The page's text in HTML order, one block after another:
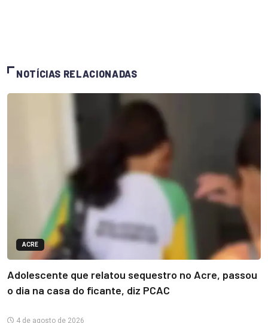
NOTÍCIAS RELACIONADAS
ACRE
Adolescente que relatou sequestro no Acre, passou
o dia na casa do ficante, diz PCAC
4 de agosto de 2026